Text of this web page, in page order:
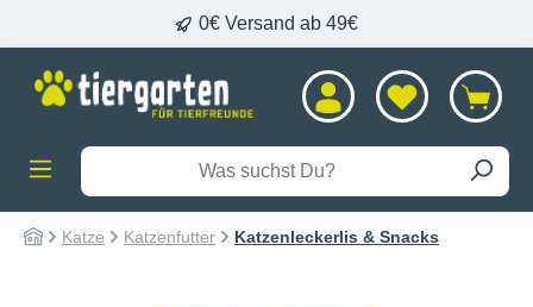
0€ Versand ab 49€
Katze Katzenfutter Katzenleckerlis & Snacks